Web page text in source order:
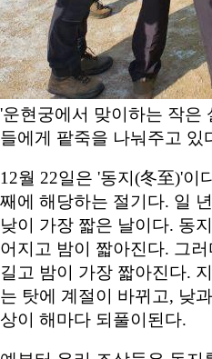
'운현궁에서 맞이하는 작은
들에게 팥죽을 나눠주고
12월 22일은 '동지(冬至)'이
째에 해당하는 절기다. 일
낮이 가장 짧은 날이다. 동
어지고 밤이 짧아진다. 그
길고 밤이 가장 짧아진다.
는 탓에 계절이 바뀌고, 낮
상이 해마다 되풀이된다.